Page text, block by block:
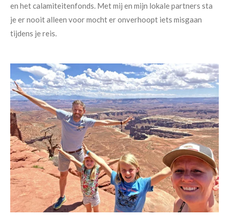
en het calamiteitenfonds. Met mij en mijn lokale partners sta
je er nooit alleen voor mocht er onverhoopt iets misgaan
tijdens je reis.